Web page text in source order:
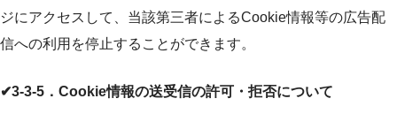
ジにアクセスして、当該第三者によるCookie情報等の広告配
信への利用を停止することができます。
✔3-3-5．Cookie情報の送受信の許可・拒否について